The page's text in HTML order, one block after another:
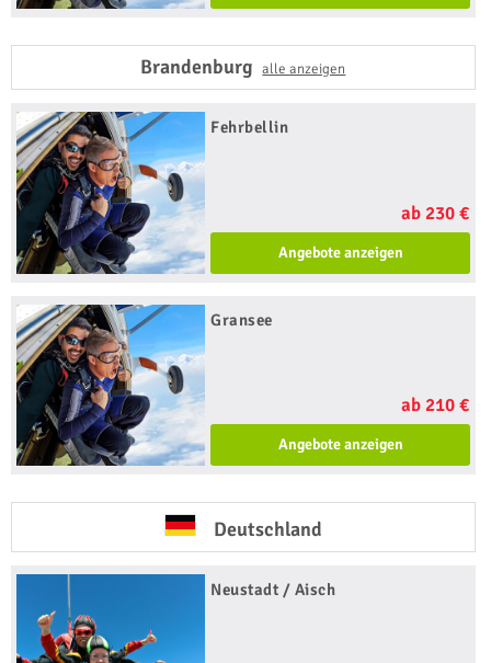
Brandenburgalle anzeigen
Fehrbellin
ab 230 €
Angebote anzeigen
Gransee
ab 210 €
Angebote anzeigen
Deutschland
Neustadt / Aisch